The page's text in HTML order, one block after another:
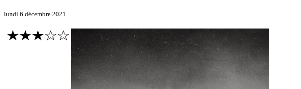
lundi 6 décembre 2021